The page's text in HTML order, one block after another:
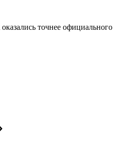
точнее официального